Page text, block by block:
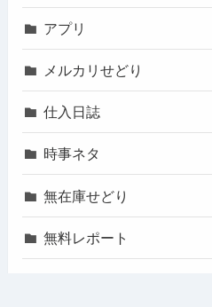
アプリ
メルカリせどり
仕入日誌
時事ネタ
無在庫せどり
無料レポート